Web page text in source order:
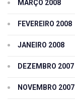
MARÇO 2008
FEVEREIRO 2008
JANEIRO 2008
DEZEMBRO 2007
NOVEMBRO 2007